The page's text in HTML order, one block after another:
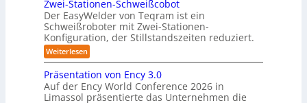
t
i
s
i
e
r
u
r
e
o
-
K
m
e
o
m
e
n
t
s
e
n
s
o
i
s
t
u
n
g
s
v
e
r
Zwei-Stationen-Schweißcobot
Der EasyWelder von Teqram ist ein
Schweißroboter mit Zwei-Stationen-
Konfiguration, der Stillstandszeiten reduziert.
Weiterlesen:
Z
w
e
i
-
Präsentation von Ency 3.0
Auf der Ency World Conference 2026 in
Limassol präsentierte das Unternehmen die